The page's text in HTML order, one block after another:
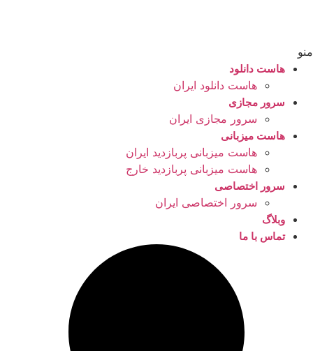
منو
هاست دانلود
هاست دانلود ایران
سرور مجازی
سرور مجازی ایران
هاست میزبانی
هاست میزبانی پربازدید ایران
هاست میزبانی پربازدید خارج
سرور اختصاصی
سرور اختصاصی ایران
وبلاگ
تماس با ما